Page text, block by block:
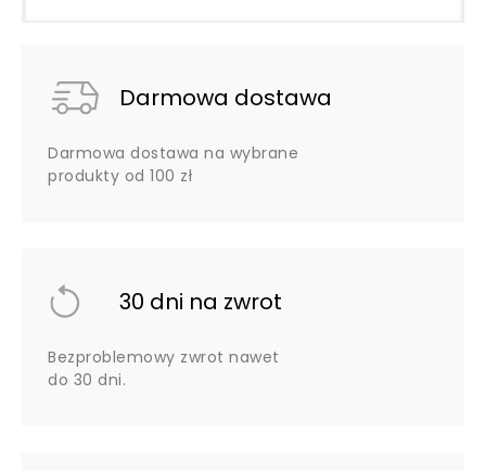
Darmowa dostawa
Darmowa dostawa na wybrane
produkty od 100 zł
30 dni na zwrot
Bezproblemowy zwrot nawet
do 30 dni.